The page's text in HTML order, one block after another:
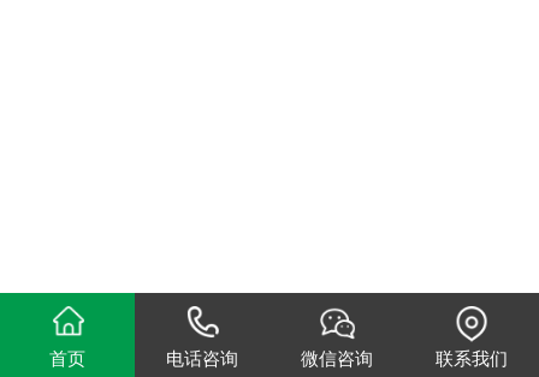
首页 电话咨询 微信咨询 联系我们